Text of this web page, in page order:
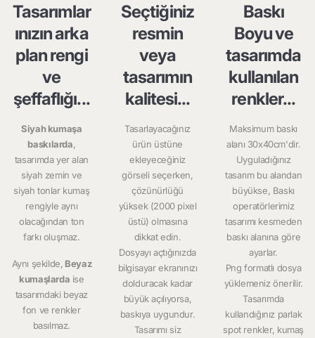
Tasarımlar
ınızın arka
plan rengi
ve
şeffaflığı...
Siyah kumaşa
baskılarda,
tasarımda yer alan
siyah zemin ve
siyah tonlar kumaş
rengiyle aynı
olacağından ton
farkı oluşmaz.
Aynı şekilde, Beyaz
kumaşlarda ise
tasarımdaki beyaz
fon ve renkler
basılmaz.
Seçtiğiniz
resmin
veya
tasarımın
kalitesi...
Tasarlayacağınız
ürün üstüne
ekleyeceğiniz
görseli seçerken,
çözünürlüğü
yüksek (2000 pixel
üstü) olmasına
dikkat edin.
Dosyayı açtığınızda
bilgisayar ekranınızı
dolduracak kadar
büyük açılıyorsa,
baskıya uygundur.
Tasarımı siz
Baskı
Boyu ve
tasarımda
kullanılan
renkler...
Maksimum baskı
alanı 30x40cm'dir.
Uyguladığınız
tasarım bu alandan
büyükse, Baskı
operatörlerimiz
tasarımı kesmeden
baskı alanına göre
ayarlar.
Png formatlı dosya
yüklemeniz önerilir.
Tasarımda
kullandığınız parlak
spot renkler, kumaş